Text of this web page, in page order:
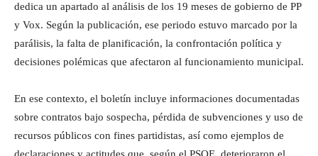
dedica un apartado al análisis de los 19 meses de gobierno de PP
y Vox. Según la publicación, ese periodo estuvo marcado por la
parálisis, la falta de planificación, la confrontación política y
decisiones polémicas que afectaron al funcionamiento municipal.
En ese contexto, el boletín incluye informaciones documentadas
sobre contratos bajo sospecha, pérdida de subvenciones y uso de
recursos públicos con fines partidistas, así como ejemplos de